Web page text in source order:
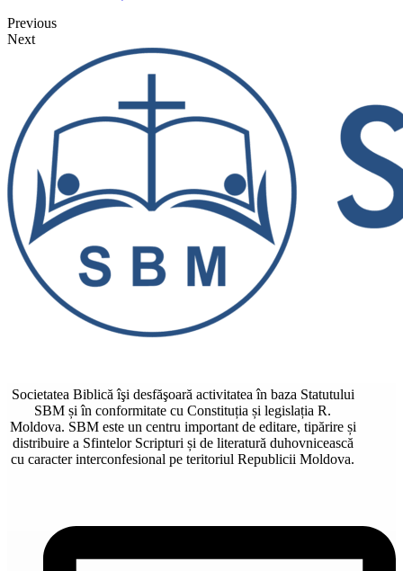
Previous
Next
Societatea Biblică îşi desfăşoară activitatea în baza Statutului
SBM și în conformitate cu Constituția și legislația R.
Moldova. SBM este un centru important de editare, tipărire și
distribuire a Sfintelor Scripturi și de literatură duhovnicească
cu caracter interconfesional pe teritoriul Republicii Moldova.